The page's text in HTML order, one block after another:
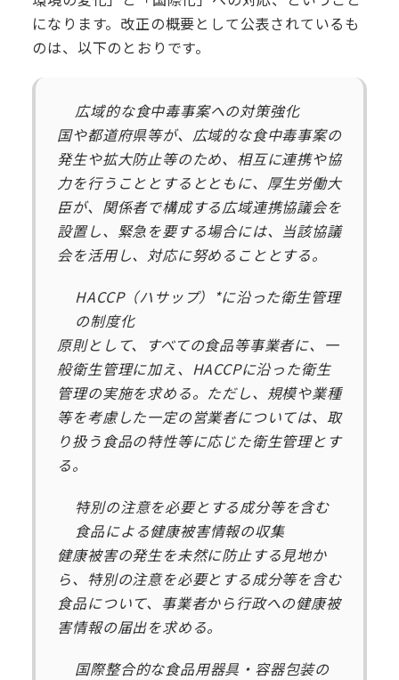
になります。改正の概要として公表されているも
のは、以下のとおりです。
広域的な食中毒事案への対策強化
国や都道府県等が、広域的な食中毒事案の
発生や拡大防止等のため、相互に連携や協
力を行うこととするとともに、厚生労働大
臣が、関係者で構成する広域連携協議会を
設置し、緊急を要する場合には、当該協議
会を活用し、対応に努めることとする。
HACCP（ハサップ）*に沿った衛生管理
の制度化
原則として、すべての食品等事業者に、一
般衛生管理に加え、HACCPに沿った衛生
管理の実施を求める。ただし、規模や業種
等を考慮した一定の営業者については、取
り扱う食品の特性等に応じた衛生管理とす
る。
特別の注意を必要とする成分等を含む
食品による健康被害情報の収集
健康被害の発生を未然に防止する見地か
ら、特別の注意を必要とする成分等を含む
食品について、事業者から行政への健康被
害情報の届出を求める。
国際整合的な食品用器具・容器包装の